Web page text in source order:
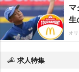
マ
生
オ
求人特集